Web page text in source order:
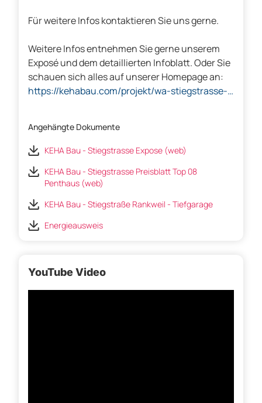
Für weitere Infos kontaktieren Sie uns gerne.
Weitere Infos entnehmen Sie gerne unserem
Exposé und dem detaillierten Infoblatt. Oder Sie
schauen sich alles auf unserer Homepage an:
https://kehabau.com/projekt/wa-stiegstrasse-
Angehängte Dokumente
KEHA Bau - Stiegstrasse Expose (web)
KEHA Bau - Stiegstrasse Preisblatt Top 08
Penthaus (web)
KEHA Bau - Stiegstraße Rankweil - Tiefgarage
Energieausweis
YouTube Video